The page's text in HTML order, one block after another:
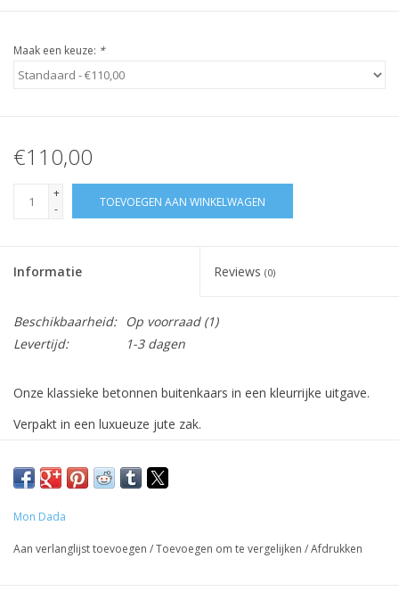
Maak een keuze: *
€110,00
+
-
TOEVOEGEN AAN WINKELWAGEN
Informatie Reviews (0)
Beschikbaarheid: Op voorraad(1)
Levertijd:
1-3 dagen
Onze klassieke betonnen buitenkaars in een kleurrijke uitgave.
Verpakt in een luxueuze jute zak.
die je graag ziet, inclusief jezelf!
NEUTRAL: Deze kaars heeft geen geur.
JE KAARS VERZORGEN
Mon Dada
Aan verlanglijst toevoegen /Toevoegen om te vergelijken /Afdrukken